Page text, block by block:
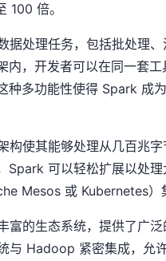
100 倍。
据处理任务，包括批处理
内，开发者可以在同一套
种多功能性使得 Spark 成
构使其能够处理从几百兆
Spark 可以轻松扩展以处
Mesos 或 Kubernetes）
富的生态系统，提供了广
与 Hadoop 紧密集成，允